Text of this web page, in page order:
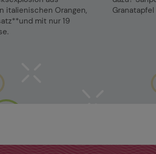
italienischen Orangen,
mit nur 19